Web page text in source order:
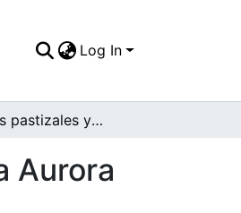
Log In
Vista de los pastizales y el ganado lechero de la hacienda La Aurora
Aurora